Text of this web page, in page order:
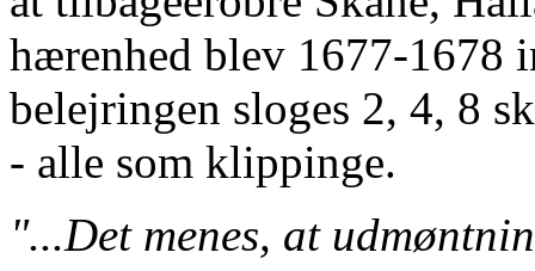
hærenhed blev 1677-1678
belejringen sloges 2, 4, 8
- alle som klippinge.
"...Det menes, at